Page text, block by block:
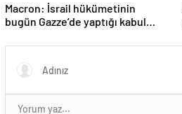
Macron: İsrail hükümetinin
bugün Gazze’de yaptığı kabul